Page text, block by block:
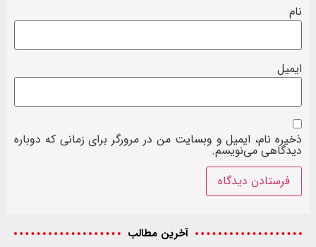
نام
ایمیل
ذخیره نام، ایمیل و وبسایت من در مرورگر برای زمانی که دوباره
دیدگاهی می‌نویسم.
آخرین مطالب